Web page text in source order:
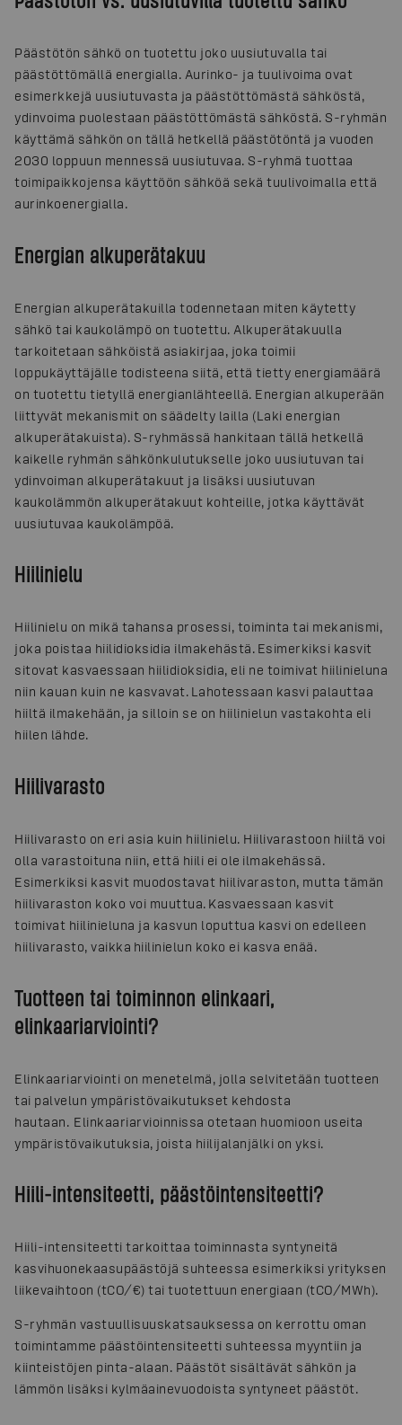
Päästötön sähkö on tuotettu joko uusiutuvalla tai
päästöttömällä energialla. Aurinko- ja tuulivoima ovat
esimerkkejä uusiutuvasta ja päästöttömästä sähköstä,
ydinvoima puolestaan päästöttömästä sähköstä. S-ryhmän
käyttämä sähkön on tällä hetkellä päästötöntä ja vuoden
2030 loppuun mennessä uusiutuvaa. S-ryhmä tuottaa
toimipaikkojensa käyttöön sähköä sekä tuulivoimalla että
aurinkoenergialla.
Energian alkuperätakuu
Energian alkuperätakuilla todennetaan miten käytetty
sähkö tai kaukolämpö on tuotettu. Alkuperätakuulla
tarkoitetaan sähköistä asiakirjaa, joka toimii
loppukäyttäjälle todisteena siitä, että tietty energiamäärä
on tuotettu tietyllä energianlähteellä. Energian alkuperään
liittyvät mekanismit on säädelty lailla (Laki energian
alkuperätakuista). S-ryhmässä hankitaan tällä hetkellä
kaikelle ryhmän sähkönkulutukselle joko uusiutuvan tai
ydinvoiman alkuperätakuut ja lisäksi uusiutuvan
kaukolämmön alkuperätakuut kohteille, jotka käyttävät
uusiutuvaa kaukolämpöä.
Hiilinielu
Hiilinielu on mikä tahansa prosessi, toiminta tai mekanismi,
joka poistaa hiilidioksidia ilmakehästä. Esimerkiksi kasvit
sitovat kasvaessaan hiilidioksidia, eli ne toimivat hiilinieluna
niin kauan kuin ne kasvavat. Lahotessaan kasvi palauttaa
hiiltä ilmakehään, ja silloin se on hiilinielun vastakohta eli
hiilen lähde.
Hiilivarasto
Hiilivarasto on eri asia kuin hiilinielu. Hiilivarastoon hiiltä voi
olla varastoituna niin, että hiili ei ole ilmakehässä.
Esimerkiksi kasvit muodostavat hiilivaraston, mutta tämän
hiilivaraston koko voi muuttua. Kasvaessaan kasvit
toimivat hiilinieluna ja kasvun loputtua kasvi on edelleen
hiilivarasto, vaikka hiilinielun koko ei kasva enää.
Tuotteen tai toiminnon elinkaari,
elinkaariarviointi?
Elinkaariarviointi on menetelmä, jolla selvitetään tuotteen
tai palvelun ympäristövaikutukset kehdosta
hautaan. Elinkaariarvioinnissa otetaan huomioon useita
ympäristövaikutuksia, joista hiilijalanjälki on yksi.
Hiili-intensiteetti, päästöintensiteetti?
Hiili-intensiteetti tarkoittaa toiminnasta syntyneitä
kasvihuonekaasupäästöjä suhteessa esimerkiksi yrityksen
liikevaihtoon (tCO/€) tai tuotettuun energiaan (tCO/MWh).
S-ryhmän vastuullisuuskatsauksessa on kerrottu oman
toimintamme päästöintensiteetti suhteessa myyntiin ja
kiinteistöjen pinta-alaan. Päästöt sisältävät sähkön ja
lämmön lisäksi kylmäainevuodoista syntyneet päästöt.